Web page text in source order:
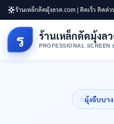
ร้านเหล็กดัดมุ้งลวด.com | ติดเร็ว ติดด่
ร ร้านเหล็กดัดมุ้งล
PROFESSIONAL SCREEN
มุ้งจีบบา